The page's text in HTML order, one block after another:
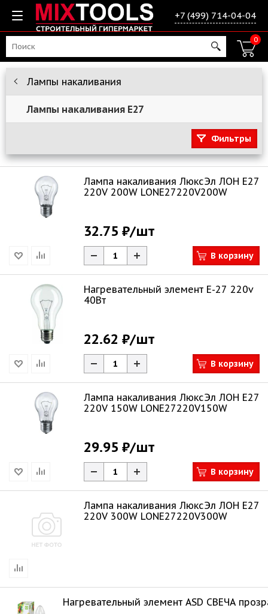
+7 (499) 714-04-04
0
Лампы накаливания
Лампы накаливания E27
Фильтры
Лампа накаливания ЛюксЭл ЛОН Е27
220V 200W LONЕ27220V200W
32.75 ₽/шт
В корзину
Нагревательный элемент Е-27 220v
40Вт
22.62 ₽/шт
В корзину
Лампа накаливания ЛюксЭл ЛОН Е27
220V 150W LONЕ27220V150W
29.95 ₽/шт
В корзину
Лампа накаливания ЛюксЭл ЛОН Е27
220V 300W LONЕ27220V300W
Нагревательный элемент ASD СВЕЧА